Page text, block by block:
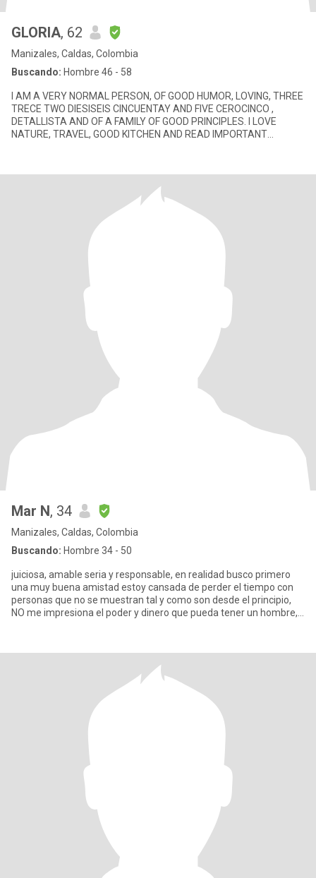
GLORIA, 62
Manizales, Caldas, Colombia
Buscando: Hombre 46 - 58
I AM A VERY NORMAL PERSON, OF GOOD HUMOR, LOVING, THREE
TRECE TWO DIESISEIS CINCUENTAY AND FIVE CEROCINCO ,
DETALLISTA AND OF A FAMILY OF GOOD PRINCIPLES. I LOVE
NATURE, TRAVEL, GOOD KITCHEN AND READ IMPORTANT
Mar N, 34
Manizales, Caldas, Colombia
Buscando: Hombre 34 - 50
juiciosa, amable seria y responsable, en realidad busco primero
una muy buena amistad estoy cansada de perder el tiempo con
personas que no se muestran tal y como son desde el principio,
NO me impresiona el poder y dinero que pueda tener un hombre,